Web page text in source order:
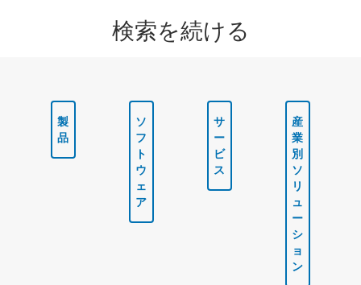
検索を続ける
製
品
ソ
フ
ト
ウ
ェ
ア
サ
ー
ビ
ス
産
業
別
ソ
リ
ュ
ー
シ
ョ
ン